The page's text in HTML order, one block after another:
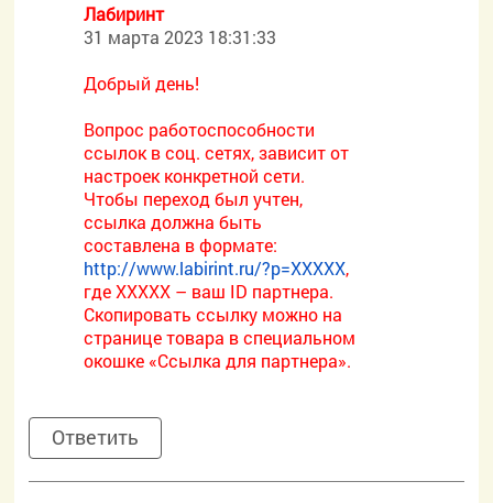
Лабиринт
31 марта 2023 18:31:33
Добрый день!
Вопрос работоспособности
ссылок в соц. сетях, зависит от
настроек конкретной сети.
Чтобы переход был учтен,
ссылка должна быть
составлена в формате:
http://www.labirint.ru/?p=XXXXX,
где ХХХХХ – ваш ID партнера.
Скопировать ссылку можно на
странице товара в специальном
окошке «Ссылка для партнера».
Ответить